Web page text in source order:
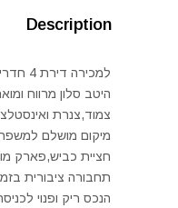
Description
היטב סלון מרווח
צמוד,צנרת
מיקום מושלם
חציית כביש,פארק
תחבורה ציבורית
הנכס ריק ופנוי